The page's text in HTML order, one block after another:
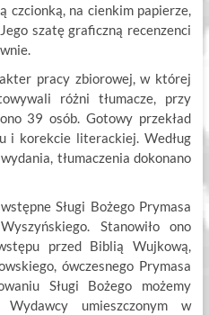
czcionką, na cienkim papierze,
szatę graficzną recenzenci
pracy zbiorowej, w której
różni tłumacze, przy
39 osób. Gotowy przekład
i korekcie literackiej. Według
tłumaczenia dokonano
Sługi Bożego Prymasa
Stanowiło ono
przed Biblią Wujkową,
ówczesnego Prymasa
Sługi Bożego możemy
umieszczonym w